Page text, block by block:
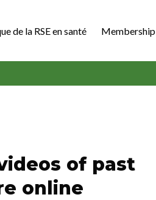
de la RSE en santé Membership
of past
online